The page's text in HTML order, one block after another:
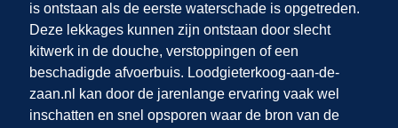
is ontstaan als de eerste waterschade is opgetreden.
Deze lekkages kunnen zijn ontstaan door slecht
kitwerk in de douche, verstoppingen of een
beschadigde afvoerbuis. Loodgieterkoog-aan-de-
zaan.nl kan door de jarenlange ervaring vaak wel
inschatten en snel opsporen waar de bron van de